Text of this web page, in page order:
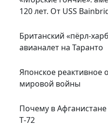
120 лет. От USS
Британский «пёрл-
авианалет на Таранто
Японское реактивное
мировой войны
Почему в
Т‑72